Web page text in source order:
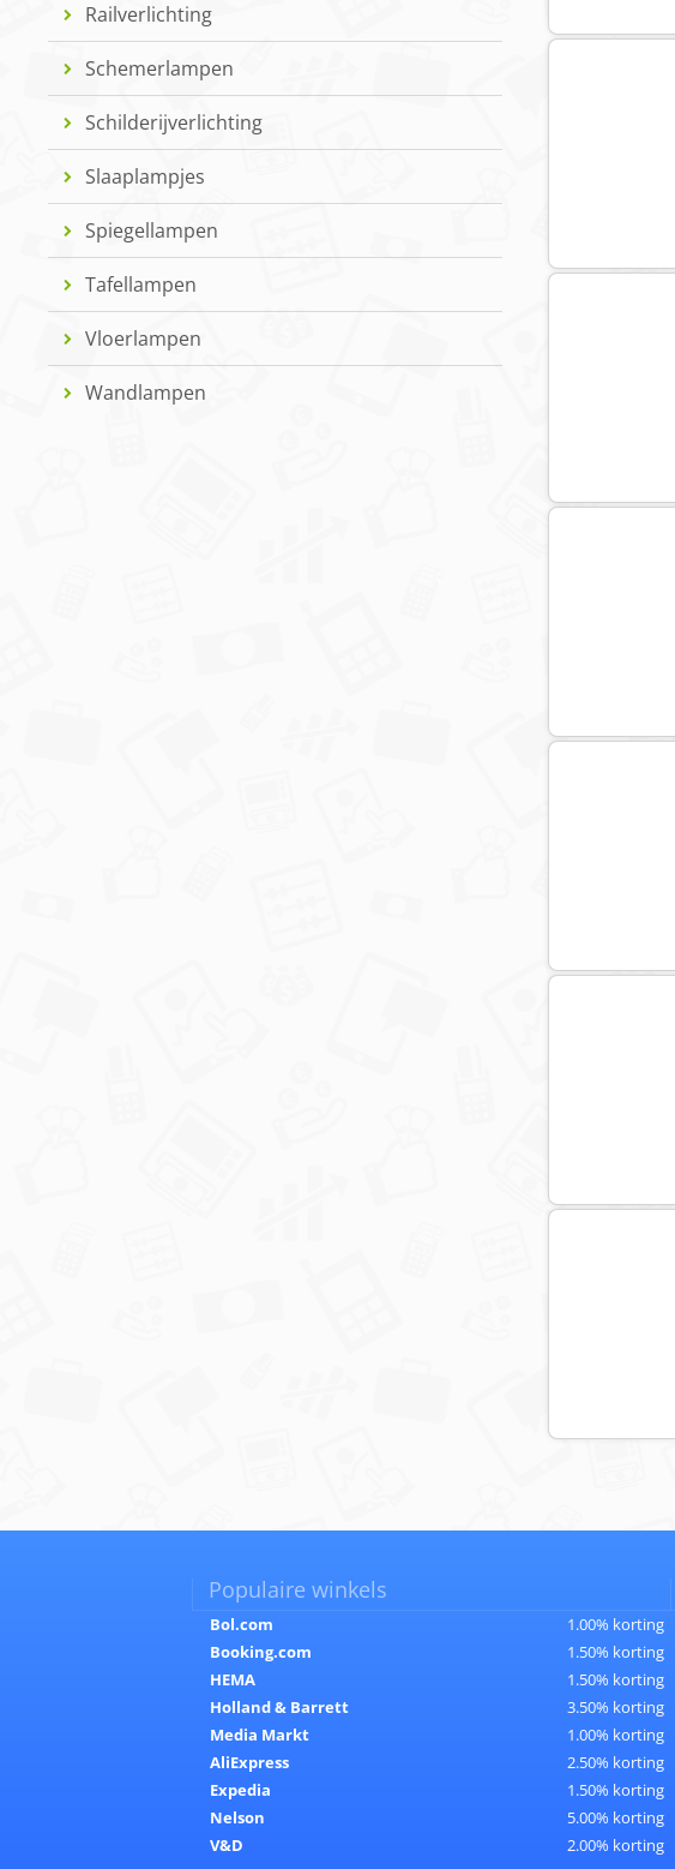
Railverlichting
Schemerlampen
Schilderijverlichting
Slaaplampjes
Spiegellampen
Tafellampen
Vloerlampen
Wandlampen
Populaire winkels
Bol.com
1.00% korting
Booking.com
1.50% korting
HEMA
1.50% korting
Holland & Barrett
3.50% korting
Media Markt
1.00% korting
AliExpress
2.50% korting
Expedia
1.50% korting
Nelson
5.00% korting
V&D
2.00% korting